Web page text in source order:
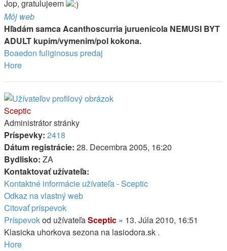
Jop, gratulujeem
Môj web
Hľadám samca Acanthoscurria juruenicola NEMUSI BYT
ADULT kupim/vymenim/pol kokona.
Boaedon fuliginosus predaj
Hore
Sceptic
Administrátor stránky
Príspevky: 2418
Dátum registrácie: 28. Decembra 2005, 16:20
Bydlisko: ZA
Kontaktovať užívateľa:
Kontaktné informácie užívateľa - Sceptic
Odkaz na vlastný web
Citovať príspevok
Príspevokod užívateľaSceptic » 13. Júla 2010, 16:51
Klasicka uhorkova sezona na lasiodora.sk .
Hore